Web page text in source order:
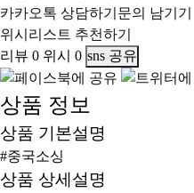
카카오톡 상담하기 문의 남기기
위시리스트 추천하기
리뷰 0 위시 0 sns 공유
상품 정보
상품 기본설명
#중국소싱
상품 상세설명